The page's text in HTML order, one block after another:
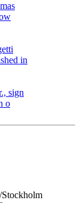
in
sign
o